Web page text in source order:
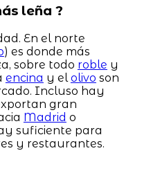
leña ?
En el norte
) es donde más
sobre todo roble y
encina y el olivo son
Incluso hay
gran
Madrid o
suficiente para
y restaurantes.